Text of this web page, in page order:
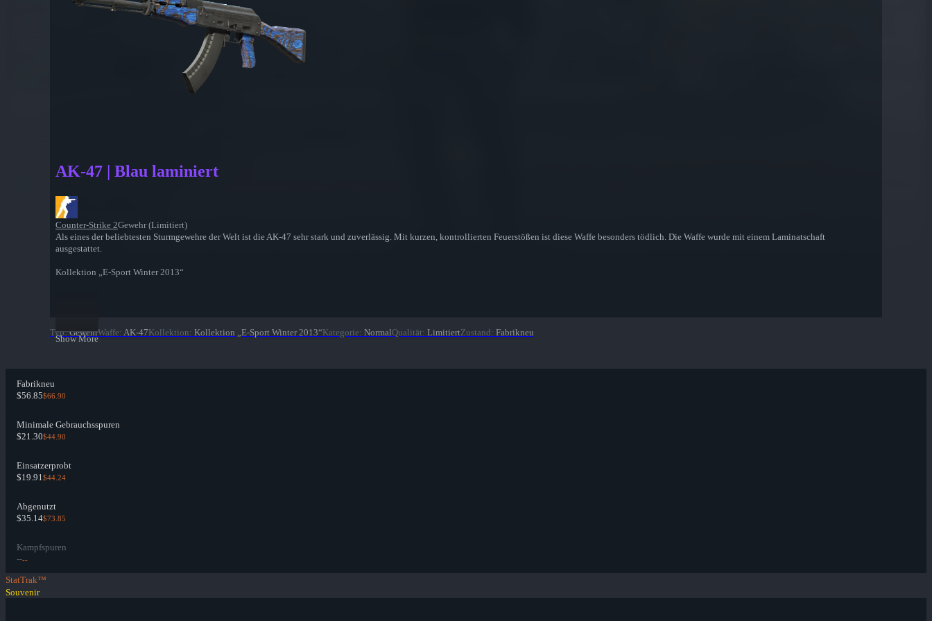
AK-47 | Blau laminiert
Counter-Strike 2Gewehr (Limitiert)
Als eines der beliebtesten Sturmgewehre der Welt ist die AK-47 sehr stark und zuverlässig. Mit kurzen, kontrollierten Feuerstößen ist diese Waffe besonders tödlich. Die Waffe wurde mit einem Laminatschaft
ausgestattet.
Kollektion „E-Sport Winter 2013“
Show More
Typ: GewehrWaffe: AK-47Kollektion: Kollektion „E-Sport Winter 2013“Kategorie: NormalQualität: LimitiertZustand: Fabrikneu
Fabrikneu
$56.85$66.90
Minimale Gebrauchsspuren
$21.30$44.90
Einsatzerprobt
$19.91$44.24
Abgenutzt
$35.14$73.85
Kampfspuren
----
StatTrak™
Souvenir